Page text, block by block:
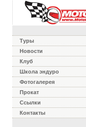
Туры
Новости
Клуб
Школа эндуро
Фотогалерея
Прокат
Ссылки
Контакты